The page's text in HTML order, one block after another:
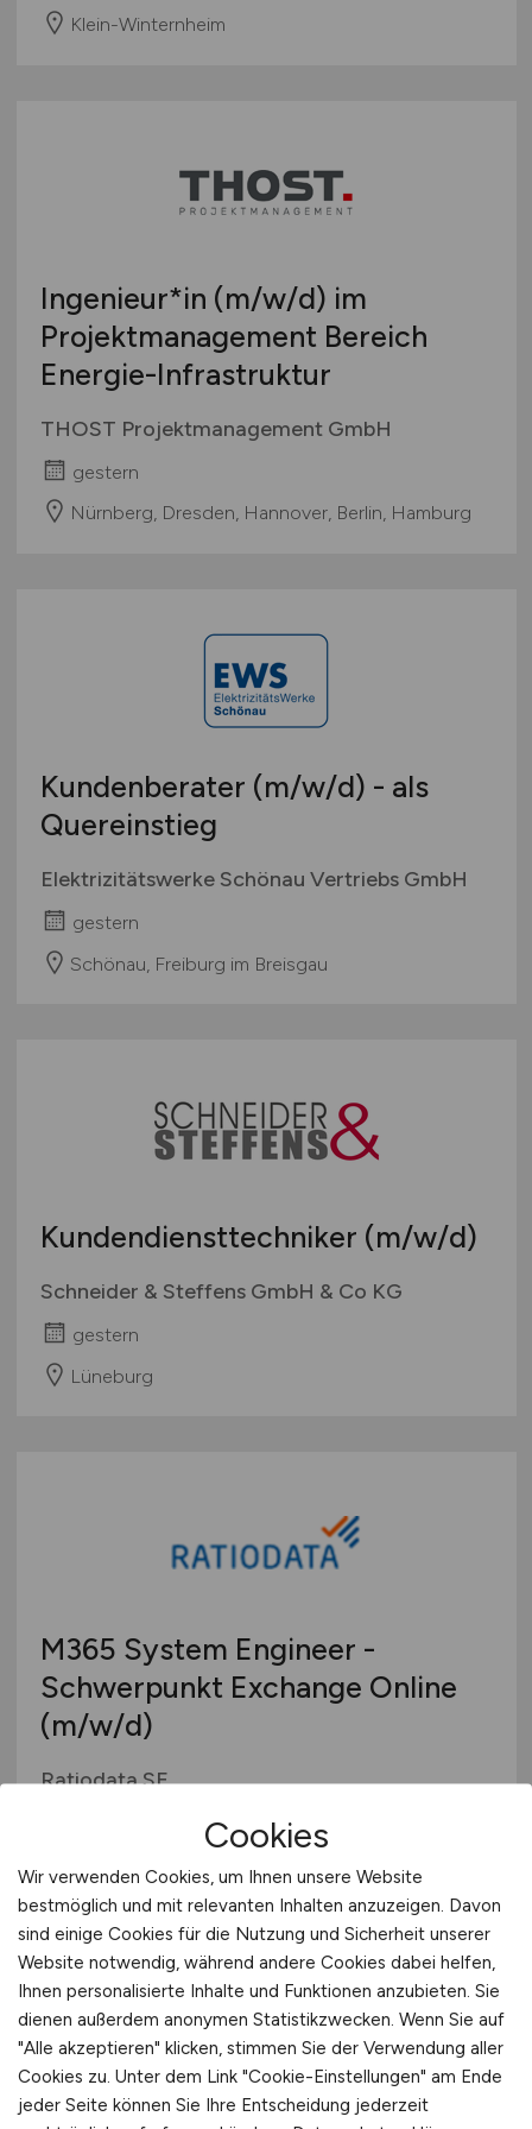
Klein-Winternheim
Ingenieur*in (m/w/d) im
Projektmanagement Bereich
Energie-Infrastruktur
THOST Projektmanagement GmbH
gestern
Nürnberg, Dresden, Hannover, Berlin, Hamburg
Kundenberater (m/w/d) - als
Quereinstieg
Elektrizitätswerke Schönau Vertriebs GmbH
gestern
Schönau, Freiburg im Breisgau
Kundendiensttechniker (m/w/d)
Schneider & Steffens GmbH & Co KG
gestern
Lüneburg
M365 System Engineer -
Schwerpunkt Exchange Online
(m/w/d)
Ratiodata SE
Cookies
Wir verwenden Cookies, um Ihnen unsere Website
bestmöglich und mit relevanten Inhalten anzuzeigen. Davon
sind einige Cookies für die Nutzung und Sicherheit unserer
Website notwendig, während andere Cookies dabei helfen,
Ihnen personalisierte Inhalte und Funktionen anzubieten. Sie
dienen außerdem anonymen Statistikzwecken. Wenn Sie auf
"Alle akzeptieren" klicken, stimmen Sie der Verwendung aller
Cookies zu. Unter dem Link "Cookie-Einstellungen" am Ende
jeder Seite können Sie Ihre Entscheidung jederzeit